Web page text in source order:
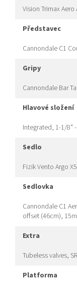
Vision Trimax Aero
představec
Cannondale C1
gripy
Cannondale Bar
hlavové složení
Integrated, 1-1/8"
sedlo
Fizik Vento Argo
sedlovka
Cannondale C1
offset (46cm),
extra
Tubeless valves,
platforma